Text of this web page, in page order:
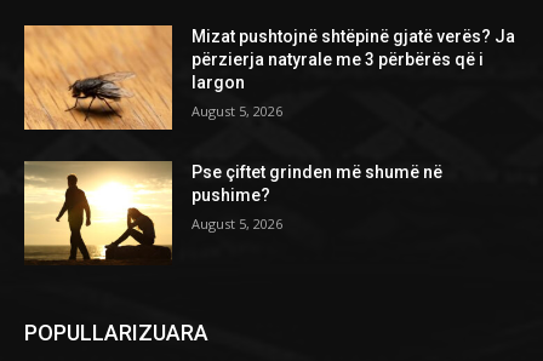
Mizat pushtojnë shtëpinë gjatë verës? Ja
përzierja natyrale me 3 përbërës që i
largon
August 5, 2026
Pse çiftet grinden më shumë në
pushime?
August 5, 2026
POPULLARIZUARA